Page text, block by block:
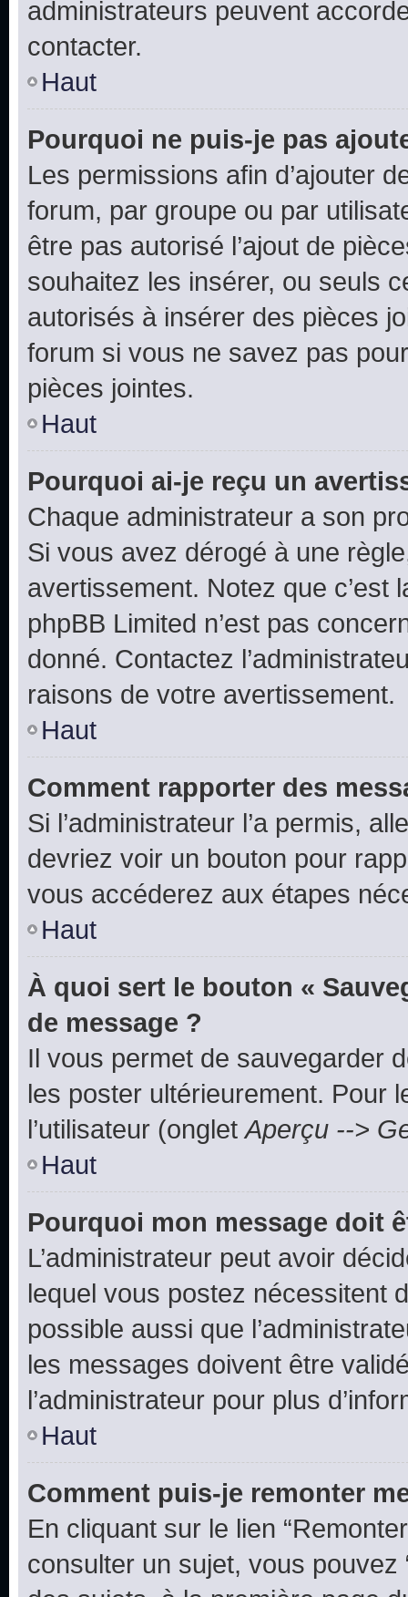
administrateurs peuvent
contacter.
Haut
Pourquoi ne puis-je pas
Les permissions afin d’ajouter
forum, par groupe ou par
être pas autorisé l’ajout de
souhaitez les insérer, ou seuls
autorisés à insérer des pièces
forum si vous ne savez pas
pièces jointes.
Haut
Pourquoi ai-je reçu un
Chaque administrateur a son
Si vous avez dérogé à une
avertissement. Notez que c’est
phpBB Limited n’est pas
donné. Contactez
raisons de votre avertissement.
Haut
Comment rapporter des
Si l’administrateur l’a permis,
devriez voir un bouton pour
vous accéderez aux étapes
Haut
À quoi sert le bouton «
de message ?
Il vous permet de sauvegarder
les poster ultérieurement. Pour
l’utilisateur (ongletAperçu -->
Haut
Pourquoi mon message doit
L’administrateur peut avoir
lequel vous postez nécessitent
possible aussi que
les messages doivent être
l’administrateur pour plus
Haut
Comment puis-je remonter
En cliquant sur le lien
consulter un sujet, vous pouvez